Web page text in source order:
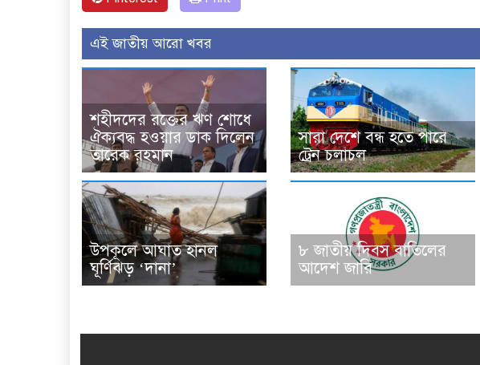
এই জাতীয় আরো খবর
শহীদদের রক্তের ঋণ শোধে
ঐক্যবদ্ধ হওয়ার ডাক দিলেন
তারেক রহমান
সারা দেশে বন্ধ হতে পারে
ট্রেন চলাচল
উপকূলে আঘাত হানল
ঘূর্ণিঝড় ‘দানা’
৮ জাতীয় দিবস বাতিলের
আদেশ জারি